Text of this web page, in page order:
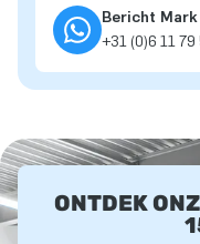
Bericht Mark
+31 (0)6 11 79
ONTDEK